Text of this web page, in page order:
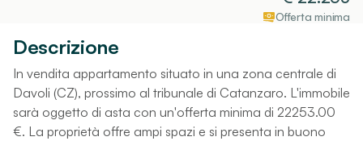
Offerta minima
Descrizione
In vendita appartamento situato in una zona centrale di
Davoli (CZ), prossimo al tribunale di Catanzaro. L'immobile
sarà oggetto di asta con un'offerta minima di 22253.00
€. La proprietà offre ampi spazi e si presenta in buono